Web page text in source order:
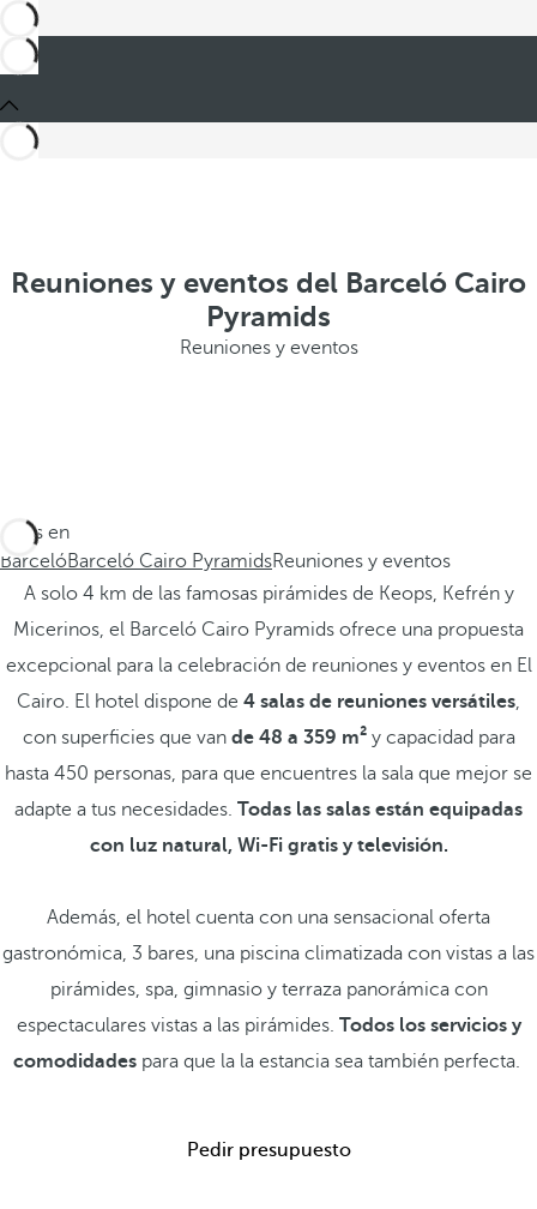
Reuniones y eventos del Barceló Cairo
Pyramids
Reuniones y eventos
Estás en
BarcelóBarceló Cairo PyramidsReuniones y eventos
A solo 4 km de las famosas pirámides de Keops, Kefrén y
Micerinos, el Barceló Cairo Pyramids ofrece una propuesta
excepcional para la celebración de reuniones y eventos en El
Cairo. El hotel dispone de 4 salas de reuniones versátiles,
con superficies que van de 48 a 359 m²y capacidad para
hasta 450 personas, para que encuentres la sala que mejor se
adapte a tus necesidades. Todas las salas están equipadas
con luz natural, Wi-Fi gratis y televisión.
Además, el hotel cuenta con una sensacional oferta
gastronómica, 3 bares, una piscina climatizada con vistas a las
pirámides, spa, gimnasio y terraza panorámica con
espectaculares vistas a las pirámides. Todos los servicios y
comodidadespara que la la estancia sea también perfecta.
Pedir presupuesto